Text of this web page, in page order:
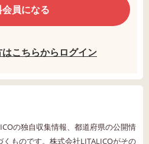
員になる
こちらからログイン
の独自収集情報、都道府県の公開情
ものです。株式会社LITALICOがその